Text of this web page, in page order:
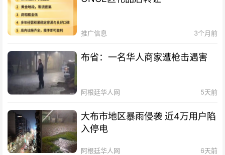
推广信息 3个月前
布省：一名华人商家遭枪击遇害
阿根廷华人网 5天前
大布市地区暴雨侵袭 近4万用户陷
入停电
阿根廷华人网 6天前